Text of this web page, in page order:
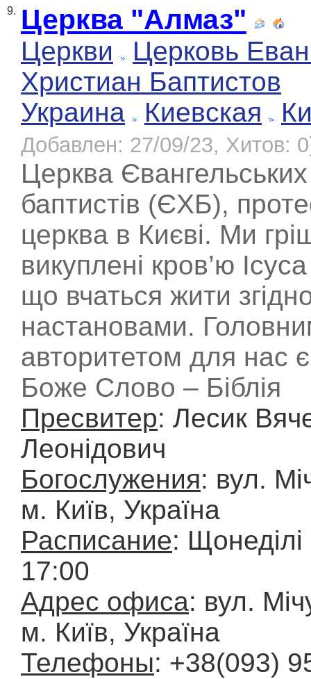
9. Церква "Алмаз"
Церкви
Церковь
Христиан Баптистов
Украина
Киевская
Добавлен: 27/09/23, Хитов:
Церква
баптистів (ЄХБ),
церква в Києві. Ми
викуплені кров’ю
що вчаться жити
настановами.
авторитетом для нас
Боже Слово – Біблія
Пресвитер: Лесик
Леонідович
Богослужения: вул.
м. Київ, Україна
Расписание:
17:00
Адрес офиса: вул.
м. Київ, Україна
Телефоны: +38(093)